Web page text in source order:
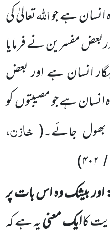
انسان ہے جواللّٰہتعالیٰ کی
مفسرین نے فرمایا
انسان ہے اور بعض
انسان ہے جو مصیبتوںکو
بھول جائے۔( خازن،
/ ۴۰۲)
: اور بیشک وہ اس بات پر
کاایک معنییہ ہے کہ